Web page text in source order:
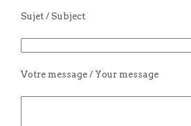
Sujet / Subject
Votre message / Your message